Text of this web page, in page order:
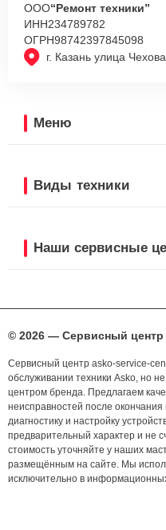
г. Казань улица
ООО“Ремонт техники”
ИНН234789782
ОГРН98742397845098
Меню
Виды техники
Наши сервисные
© 2026 — Сервисный центр
Сервисный центр asko-service-
обслуживании техники Asko, но
центром бренда. Предлагаем
неисправностей после
диагностику и настройку
предварительный характер и не
стоимость уточняйте у наших
размещённым на сайте. Мы
исключительно в